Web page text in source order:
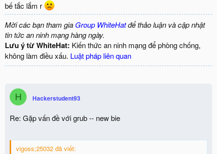
bế tắc lắm r
Mời các bạn tham gia Group WhiteHatđể thảo luận và cập nhật
tin tức an ninh mạng hàng ngày.
Lưu ý từ WhiteHat: Kiến thức an ninh mạng để phòng chống,
không làm điều xấu. Luật pháp liên quan
H Hackerstudent93
Re: Gặp vấn đề với grub -- new bie
vigoss;25032 đã viết: